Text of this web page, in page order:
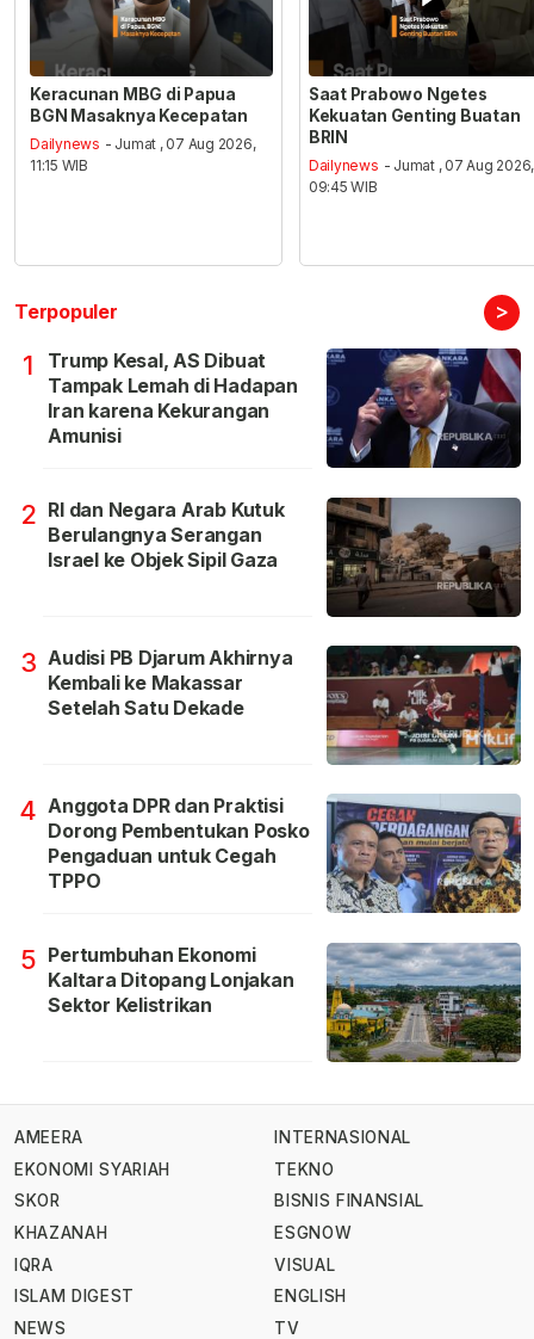
Keracunan MBG di Papua
BGN Masaknya Kecepatan
Dailynews - Jumat , 07 Aug 2026,
11:15 WIB
Saat Prabowo Ngetes
Kekuatan Genting Buatan
BRIN
Dailynews - Jumat , 07 Aug 2026,
09:45 WIB
Terpopuler >
1
Trump Kesal, AS Dibuat
Tampak Lemah di Hadapan
Iran karena Kekurangan
Amunisi
2 RI dan Negara Arab Kutuk
Berulangnya Serangan
Israel ke Objek Sipil Gaza
3 Audisi PB Djarum Akhirnya
Kembali ke Makassar
Setelah Satu Dekade
4 Anggota DPR dan Praktisi
Dorong Pembentukan Posko
Pengaduan untuk Cegah
TPPO
5 Pertumbuhan Ekonomi
Kaltara Ditopang Lonjakan
Sektor Kelistrikan
AMEERA
EKONOMI SYARIAH
SKOR
KHAZANAH
IQRA
ISLAM DIGEST
NEWS
INTERNASIONAL
TEKNO
BISNIS FINANSIAL
ESGNOW
VISUAL
ENGLISH
TV